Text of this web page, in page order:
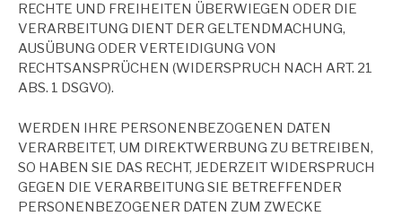
RECHTE UND FREIHEITEN ÜBERWIEGEN ODER DIE
VERARBEITUNG DIENT DER GELTENDMACHUNG,
AUSÜBUNG ODER VERTEIDIGUNG VON
RECHTSANSPRÜCHEN (WIDERSPRUCH NACH ART. 21
ABS. 1 DSGVO).
WERDEN IHRE PERSONENBEZOGENEN DATEN
VERARBEITET, UM DIREKTWERBUNG ZU BETREIBEN,
SO HABEN SIE DAS RECHT, JEDERZEIT WIDERSPRUCH
GEGEN DIE VERARBEITUNG SIE BETREFFENDER
PERSONENBEZOGENER DATEN ZUM ZWECKE